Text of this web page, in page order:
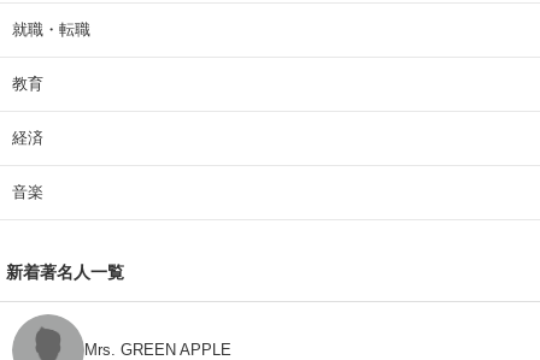
就職・転職
教育
経済
音楽
新着著名人一覧
Mrs. GREEN APPLE